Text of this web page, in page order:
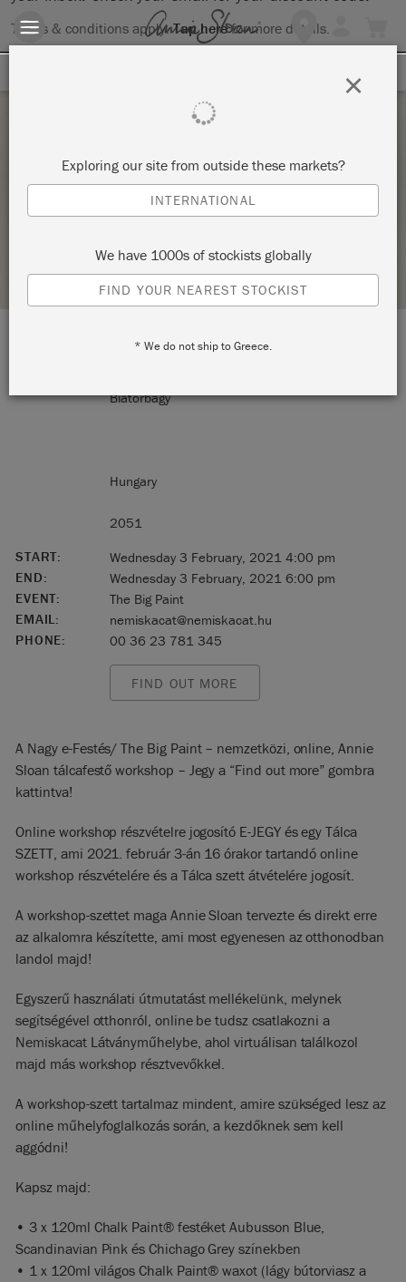
Terms & conditions apply.Tap herefor more details.
A NAGY E-FESTÉS FEBR.3. SZERDA 16 ÓRA
RETAILER PROFILE
Csillag utca 7.
Biatorbágy
Hungary
2051
START:
Wednesday 3 February, 2021 4:00 pm
END:
Wednesday 3 February, 2021 6:00 pm
EVENT:
The Big Paint
EMAIL:
nemiskacat@nemiskacat.hu
PHONE:
00 36 23 781 345
FIND OUT MORE
A Nagy e-Festés/ The Big Paint – nemzetközi, online, Annie
Sloan tálcafestő workshop – Jegy a “Find out more” gombra
kattintva!
Online workshop részvételre jogosító E-JEGY és egy Tálca
SZETT, ami 2021. február 3-án 16 órakor tartandó online
workshop részvételére és a Tálca szett átvételére jogosít.
A workshop-szettet maga Annie Sloan tervezte és direkt erre
az alkalomra készítette, ami most egyenesen az otthonodban
landol majd!
Egyszerű használati útmutatást mellékelünk, melynek
segítségével otthonról, online be tudsz csatlakozni a
Nemiskacat Látványműhelybe, ahol virtuálisan találkozol
majd más workshop résztvevőkkel.
A workshop-szett tartalmaz mindent, amire szükséged lesz az
online műhelyfoglalkozás során, a kezdőknek sem kell
aggódni!
Kapsz majd:
• 3 x 120ml Chalk Paint® festéket Aubusson Blue,
Scandinavian Pink és Chichago Grey színekben
• 1 x 120ml világos Chalk Paint® waxot (lágy bútorviasz a
Exploring our site from outside these markets?
INTERNATIONAL
We have 1000s of stockists globally
FIND YOUR NEAREST STOCKIST
* We do not ship to Greece.
×